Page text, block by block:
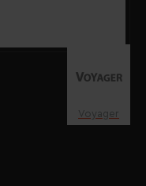
Voyager